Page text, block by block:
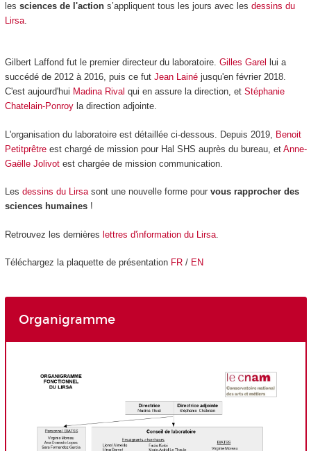
les sciences de l'actions’appliquent tous les jours avec les dessins du
Lirsa.
Gilbert Laffond fut le premier directeur du laboratoire. Gilles Garel
lui a
succédé de 2012 à 2016, puis ce fut Jean Lainéjusqu'en février 2018.
C'est aujourd'hui Madina Rival qui en assure la direction, et Stéphanie
Chatelain-Ponroyla direction adjointe.
L'organisation du laboratoire est détaillée ci-dessous. Depuis 2019, Benoit
Petitprêtreest chargé de mission pour Hal SHS auprès du bureau, et Anne-
Gaëlle Jolivotest chargée de mission communication.
Les dessins du Lirsasont une nouvelle forme pour vous rapprocher des
sciences humaines!
Retrouvez les dernières lettres d'information du Lirsa.
Téléchargez la plaquette de présentation FR/ EN
Organigramme